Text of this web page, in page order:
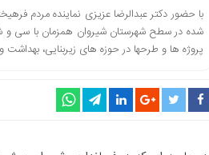
با حضور دکتر عبدالرضا عزیزی نماینده مردم
پروژه ها و طرحها در حوزه های زیربنایی،